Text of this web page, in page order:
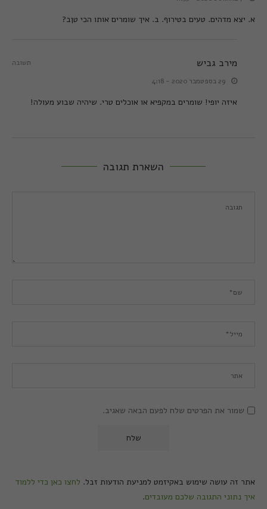
א. יצא מדהים. טעים בטירוף. ב. איך שומרים אותו הכי טןב?
מירב גביש
29 בספטמבר 2020 - 4:18
איזה יופי! שומרים במקפיא או אוכלים טרי. שיהיה שבוע מעולה!
תשובה
השארת תגובה
שמור את הפרטים שלח לפעם הבאה שאגיב.
אתר זה עושה שימוש באקיזמט למניעת הודעות זבל. לחצו כאן כדי ללמוד
איך נתוני התגובה שלכם מעובדים.